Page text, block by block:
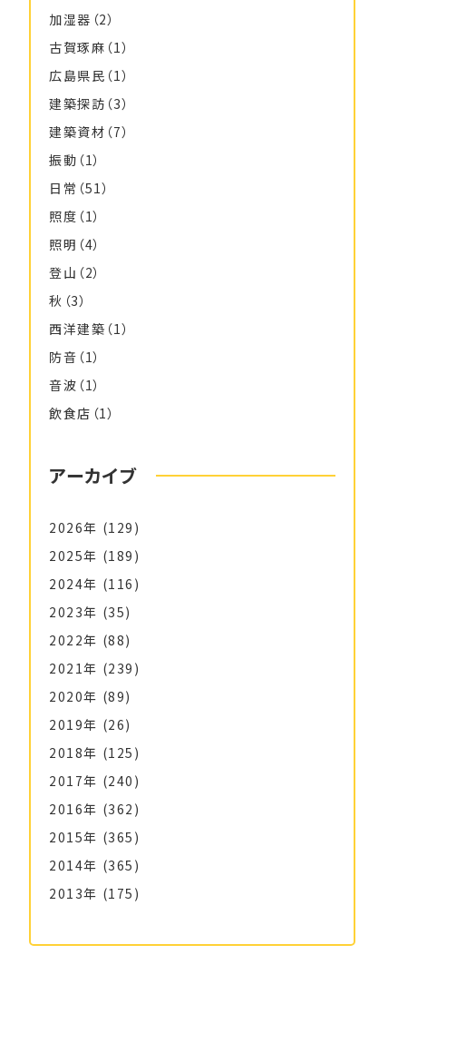
加湿器 （2）
古賀琢麻 （1）
広島県民 （1）
建築探訪 （3）
建築資材 （7）
振動 （1）
日常 （51）
照度 （1）
照明 （4）
登山 （2）
秋 （3）
西洋建築 （1）
防音 （1）
音波 （1）
飲食店 （1）
アーカイブ
2026年 (129)
2025年 (189)
2024年 (116)
2023年 (35)
2022年 (88)
2021年 (239)
2020年 (89)
2019年 (26)
2018年 (125)
2017年 (240)
2016年 (362)
2015年 (365)
2014年 (365)
2013年 (175)